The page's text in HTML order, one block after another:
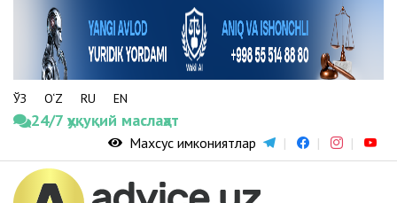
ЎЗ O‘Z RU EN
24/7 ҳуқуқий маслаҳат
Махсус имкониятлар